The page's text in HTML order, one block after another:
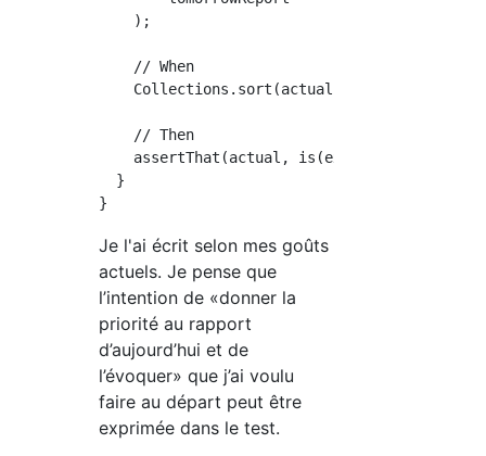
    );
    // When
    Collections.sort(actual, sut);
    // Then
    assertThat(actual, is(expected));
  }
Je l'ai écrit selon mes goûts
actuels. Je pense que
l’intention de «donner la
priorité au rapport
d’aujourd’hui et de
l’évoquer» que j’ai voulu
faire au départ peut être
exprimée dans le test.